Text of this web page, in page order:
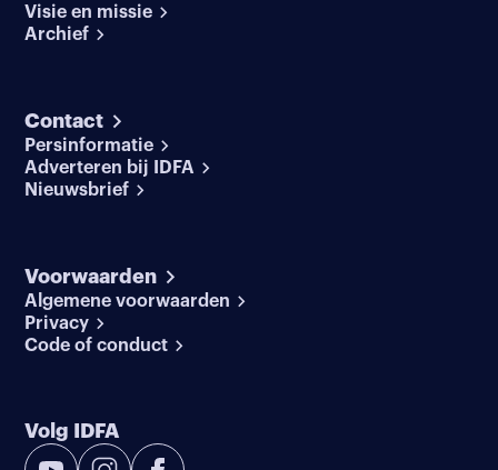
Visie en missie
Archief
Contact
Persinformatie
Adverteren bij IDFA
Nieuwsbrief
Voorwaarden
Algemene voorwaarden
Privacy
Code of conduct
Volg IDFA